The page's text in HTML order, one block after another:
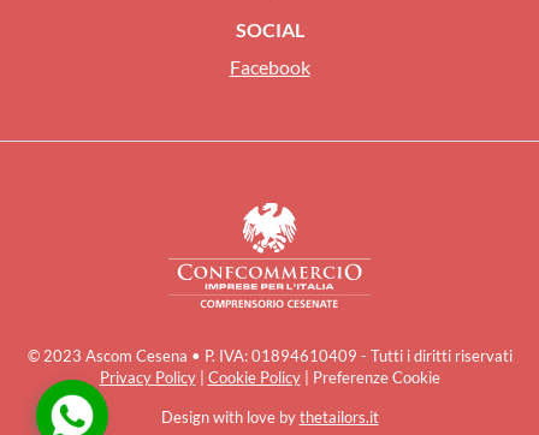
SOCIAL
Facebook
© 2023 Ascom Cesena • P. IVA: 01894610409 - Tutti i diritti riservati
Privacy Policy| Cookie Policy| Preferenze Cookie
Design with love bythetailors.it